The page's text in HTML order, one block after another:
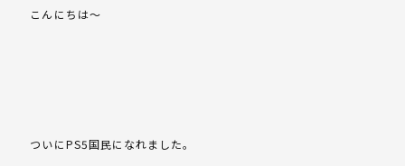
こんにちは～
ついにPS5国民になれました。